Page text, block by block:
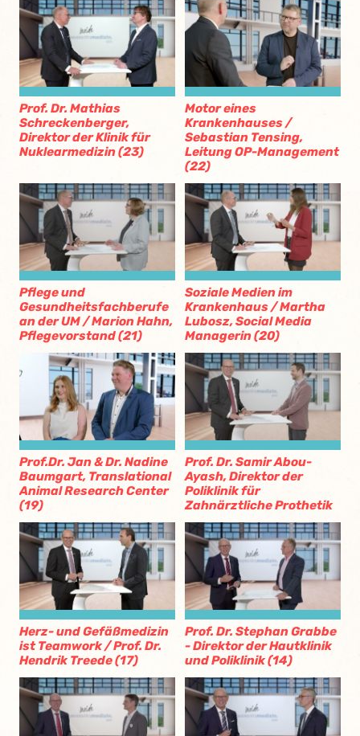
Prof. Dr. Mathias
Schreckenberger,
Direktor der Klinik für
Nuklearmedizin (23)
Motor eines
Krankenhauses /
Sebastian Tensing,
Leitung OP-Management
(22)
Pflege und
Gesundheitsfachberufe
an der UM / Marion Hahn,
Pflegevorstand (21)
Soziale Medien im
Krankenhaus / Martha
Lubosz, Social Media
Managerin (20)
Prof.Dr. Jan & Dr. Nadine
Baumgart, Translational
Animal Research Center
(19)
Prof. Dr. Samir Abou-
Ayash, Direktor der
Poliklinik für
Zahnärztliche Prothetik
Herz- und Gefäßmedizin
ist Teamwork / Prof. Dr.
Hendrik Treede (17)
Prof. Dr. Stephan Grabbe
- Direktor der Hautklinik
und Poliklinik (14)